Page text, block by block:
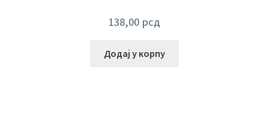
138,00 рсд
Додај у корпу